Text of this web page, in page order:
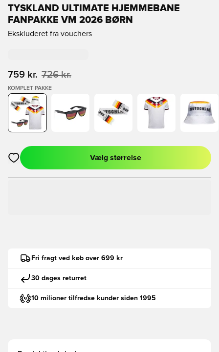
TYSKLAND ULTIMATE HJEMMEBANE
FANPAKKE VM 2026 BØRN
Ekskluderet fra vouchers
759 kr. 726 kr.
KOMPLET PAKKE
Åbner en Modal til at logge ind eller tilmelde dig som medlem
Vælg størrelse
Fri fragt ved køb over 699 kr
30 dages returret
10 milioner tilfredse kunder siden 1995